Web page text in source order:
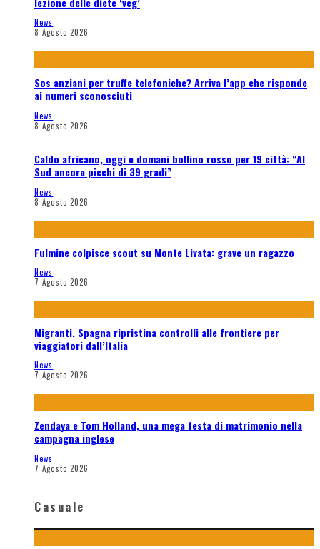
News
8 Agosto 2026
Sos anziani per truffe telefoniche? Arriva l’app che risponde
ai numeri sconosciuti
News
8 Agosto 2026
Caldo africano, oggi e domani bollino rosso per 19 città: “Al
Sud ancora picchi di 39 gradi”
News
8 Agosto 2026
Fulmine colpisce scout su Monte Livata: grave un ragazzo
News
7 Agosto 2026
Migranti, Spagna ripristina controlli alle frontiere per
viaggiatori dall’Italia
News
7 Agosto 2026
Zendaya e Tom Holland, una mega festa di matrimonio nella
campagna inglese
News
7 Agosto 2026
Casuale